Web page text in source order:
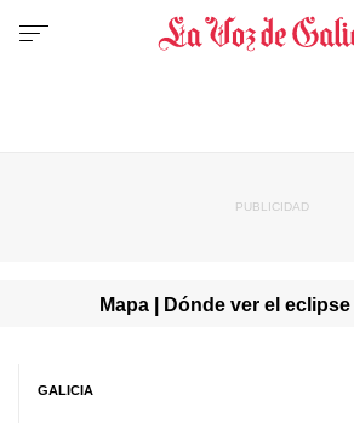
Mapa | Dónde ver el
GALICIA